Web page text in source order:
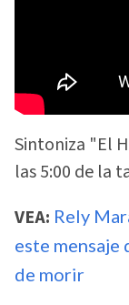
Sintoniza "El
las 5:00 de la
VEA: Rely
este mensaje
de morir